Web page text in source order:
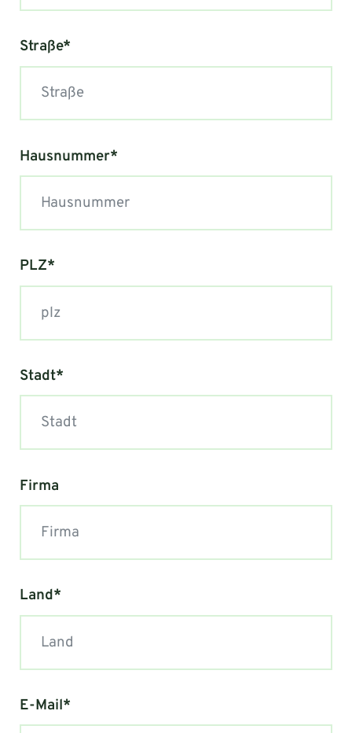
Straße*
Hausnummer*
PLZ*
Stadt*
Firma
Land*
E-Mail*